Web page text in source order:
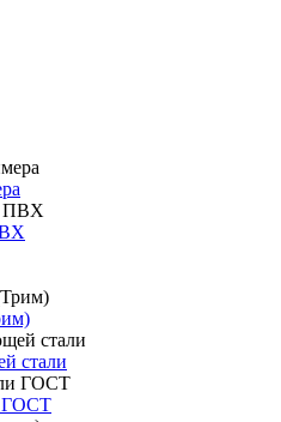
стали
ГОСТ